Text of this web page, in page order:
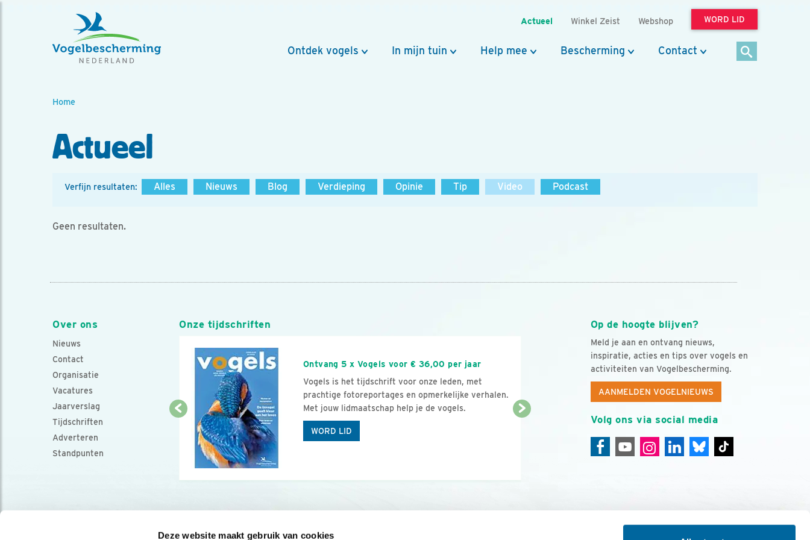
Deze website maakt gebruik van cookies
Actueel Winkel Zeist Webshop WORD LID
Ontdek vogels In mijn tuin Help mee Bescherming Contact
Home
Actueel
Verfijn resultaten: Alles Nieuws Blog Verdieping Opinie Tip Video Podcast
Geen resultaten.
Over ons
Nieuws
Contact
Organisatie
Vacatures
Jaarverslag
Tijdschriften
Adverteren
Standpunten
Op de hoogte blijven?
Meld je aan en ontvang nieuws,
inspiratie, acties en tips over vogels en
activiteiten van Vogelbescherming.
AANMELDEN VOGELNIEUWS
Volg ons via social media
Onze tijdschriften
Ontvang 5 x Vogels voor € 36,00 per jaar
Vogels is het tijdschrift voor onze leden, met
prachtige fotoreportages en opmerkelijke verhalen.
Met jouw lidmaatschap help je de vogels.
WORD LID